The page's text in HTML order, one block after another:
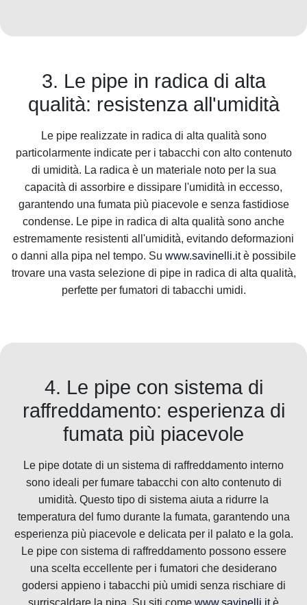
3. Le pipe in radica di alta
qualità: resistenza all'umidità
Le pipe realizzate in radica di alta qualità sono
particolarmente indicate per i tabacchi con alto contenuto
di umidità. La radica è un materiale noto per la sua
capacità di assorbire e dissipare l'umidità in eccesso,
garantendo una fumata più piacevole e senza fastidiose
condense. Le pipe in radica di alta qualità sono anche
estremamente resistenti all'umidità, evitando deformazioni
o danni alla pipa nel tempo. Su www.savinelli.itè possibile
trovare una vasta selezione di pipe in radica di alta qualità,
perfette per fumatori di tabacchi umidi.
4. Le pipe con sistema di
raffreddamento: esperienza di
fumata più piacevole
Le pipe dotate di un sistema di raffreddamento interno
sono ideali per fumare tabacchi con alto contenuto di
umidità. Questo tipo di sistema aiuta a ridurre la
temperatura del fumo durante la fumata, garantendo una
esperienza più piacevole e delicata per il palato e la gola.
Le pipe con sistema di raffreddamento possono essere
una scelta eccellente per i fumatori che desiderano
godersi appieno i tabacchi più umidi senza rischiare di
surriscaldare la pipa. Su siti come www.savinelli.itè